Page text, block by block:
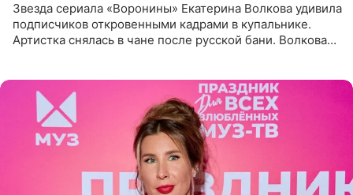
Звезда сериала «Воронины» Екатерина Волкова удивила
подписчиков откровенными кадрами в купальнике.
Артистка снялась в чане после русской бани. Волкова